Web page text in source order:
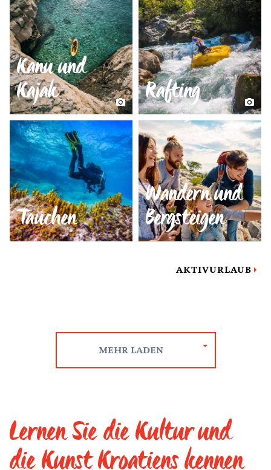
Kanu und
Kajak Rafting
Tauchen
Wandern und
Bergsteigen
AKTIVURLAUB
MEHR LADEN
Lernen Sie die Kultur und
die Kunst Kroatiens kennen